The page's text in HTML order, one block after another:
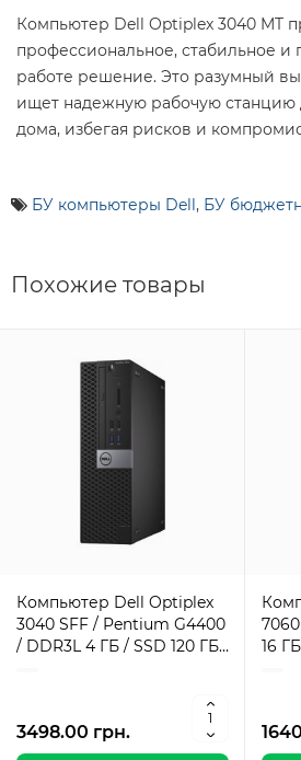
Компьютер Dell Optiplex 3040 MT
профессиональное, стабильное и
работе решение. Это разумный
ищет надежную рабочую станцию
дома, избегая рисков и
БУ компьютеры Dell, БУ
Похожие товары
Компьютер Dell Optiplex
3040 SFF / Pentium G4400
/ DDR3L 4 ГБ / SSD 120 ГБ /
3498.00 грн.
16